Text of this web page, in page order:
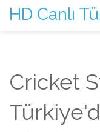
HD Canlı
Cricket